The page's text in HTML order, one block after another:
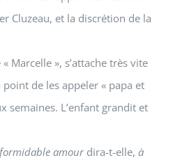
Cluzeau, et la discrétion de la
Marcelle », s’attache très vite
de les appeler « papa et
semaines. L’enfant grandit et
amourdira-t-elle, à